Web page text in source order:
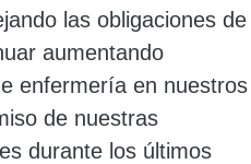
las obligaciones de
aumentando
enfermería en nuestros
de nuestras
durante los últimos